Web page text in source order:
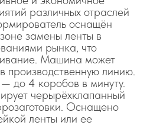
различных отраслей
оснащён
замены ленты в
рынка, что
Машина может
производственную линию.
до 4 коробов в минуту.
черырёхклапанный
Оснащено
ленты или ее